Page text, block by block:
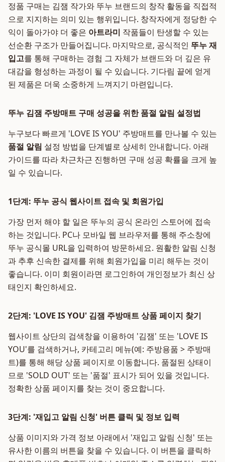
정품 구매는 김잼 작가와 뚜누 브랜드의 창작 활동을 직접적
으로 지지하는 의미 있는 행위입니다. 창작자에게 정당한 수
익이 돌아가야 더 좋은 아트라미 작품들이 탄생할 수 있는
선순환 구조가 만들어집니다. 마지막으로, 공식적인 뚜누 재
입고를 통해 구매하는 경험 그 자체가 브랜드와 더 깊은 유
대감을 형성하는 과정이 될 수 있습니다. 기다림 끝에 얻게
된 제품은 더욱 소중하게 느껴지기 마련입니다.
뚜누 김잼 주방매트 구매 성공을 위한 품절 알림 설정법
누구보다 빠르게 'LOVE IS YOU' 주방매트를 만나볼 수 있는
품절 알림 설정 방법을 단계별로 상세히 안내합니다. 아래
가이드를 따라 차근차근 진행하면 구매 성공 확률을 크게 높
일 수 있습니다.
1단계: 뚜누 공식 웹사이트 접속 및 회원가입
가장 먼저 해야 할 일은 뚜누의 공식 온라인 스토어에 접속
하는 것입니다. PC나 모바일 웹 브라우저를 통해 주소창에
뚜누 공식몰 URL을 입력하여 방문하세요. 원활한 알림 신청
과 추후 신속한 결제를 위해 회원가입을 미리 해두는 것이
좋습니다. 이미 회원이라면 로그인하여 개인정보가 최신 상
태인지 확인하세요.
2단계: 'LOVE IS YOU' 김잼 주방매트 상품 페이지 찾기
웹사이트 상단의 검색창을 이용하여 '김잼' 또는 'LOVE IS
YOU'를 검색하거나, 카테고리 메뉴(예: 주방용품 > 주방매
트)를 통해 해당 상품 페이지로 이동합니다. 품절된 상태이
므로 'SOLD OUT' 또는 '품절' 표시가 되어 있을 것입니다.
정확한 상품 페이지를 찾는 것이 중요합니다.
3단계: '재입고 알림 신청' 버튼 클릭 및 정보 입력
상품 이미지와 가격 정보 아래에서 '재입고 알림 신청' 또는
유사한 이름의 버튼을 찾을 수 있습니다. 이 버튼을 클릭하